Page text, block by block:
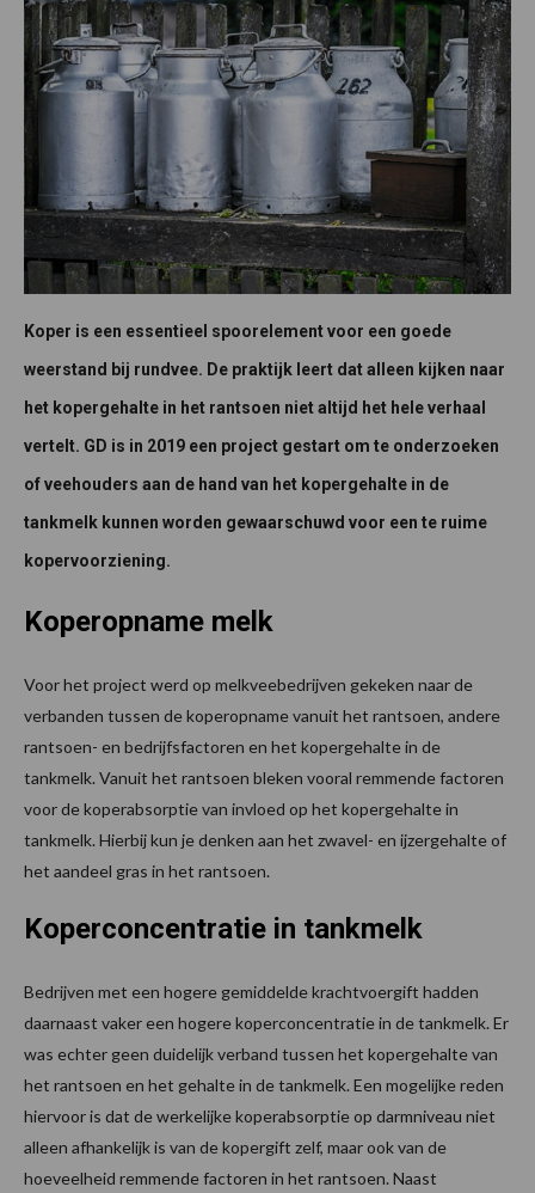
Koper is een essentieel spoorelement voor een goede
weerstand bij rundvee. De praktijk leert dat alleen kijken naar
het kopergehalte in het rantsoen niet altijd het hele verhaal
vertelt. GD is in 2019 een project gestart om te onderzoeken
of veehouders aan de hand van het kopergehalte in de
tankmelk kunnen worden gewaarschuwd voor een te ruime
kopervoorziening.
Koperopname melk
Voor het project werd op melkveebedrijven gekeken naar de
verbanden tussen de koperopname vanuit het rantsoen, andere
rantsoen- en bedrijfsfactoren en het kopergehalte in de
tankmelk. Vanuit het rantsoen bleken vooral remmende factoren
voor de koperabsorptie van invloed op het kopergehalte in
tankmelk. Hierbij kun je denken aan het zwavel- en ijzergehalte of
het aandeel gras in het rantsoen.
Koperconcentratie in tankmelk
Bedrijven met een hogere gemiddelde krachtvoergift hadden
daarnaast vaker een hogere koperconcentratie in de tankmelk. Er
was echter geen duidelijk verband tussen het kopergehalte van
het rantsoen en het gehalte in de tankmelk. Een mogelijke reden
hiervoor is dat de werkelijke koperabsorptie op darmniveau niet
alleen afhankelijk is van de kopergift zelf, maar ook van de
hoeveelheid remmende factoren in het rantsoen. Naast